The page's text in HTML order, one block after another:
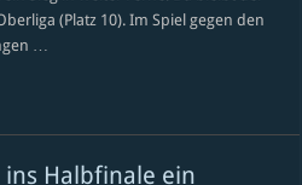
(Platz 10). Im Spiel gegen den
…
Halbfinale ein